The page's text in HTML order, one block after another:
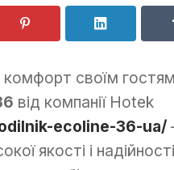
своїм гостям
від компанії Hotek
ecoline-36-ua/
якості і